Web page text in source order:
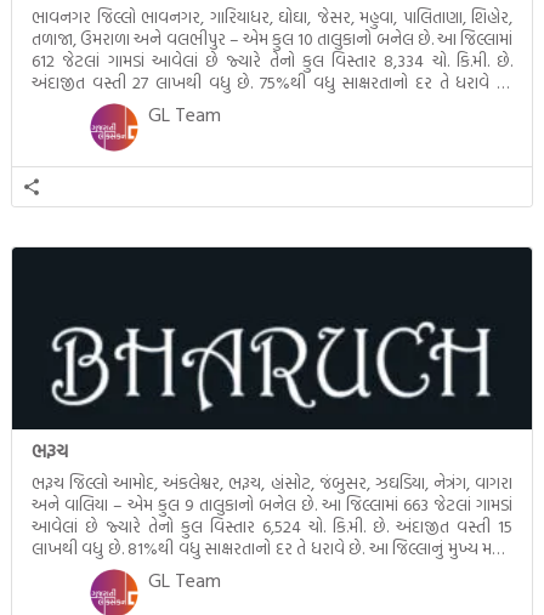
ભાવનગર જિલ્લો ભાવનગર, ગારિયાધર, ઘોઘા, જેસર, મહુવા, પાલિતાણા, શિહોર,
તળાજા, ઉમરાળા અને વલભીપુર – એમ કુલ 10 તાલુકાનો બનેલ છે. આ જિલ્લામાં
612 જેટલાં ગામડાં આવેલાં છે જ્યારે તેનો કુલ વિસ્તાર 8,334 ચો. કિ.મી. છે.
અંદાજીત વસ્તી 27 લાખથી વધુ છે. 75%થી વધુ સાક્ષરતાનો દર તે ધરાવે છે.
જિલ્લાનું મુખ્ય મથક ભાવનગર સૌરાષ્ટ્રસ્થિત બધી કળાઓનો […]
GL Team
ભરૂચ
ભરૂચ જિલ્લો આમોદ, અંકલેશ્વર, ભરૂચ, હાંસોટ, જંબુસર, ઝઘડિયા, નેત્રંગ, વાગરા
અને વાલિયા – એમ કુલ 9 તાલુકાનો બનેલ છે. આ જિલ્લામાં 663 જેટલાં ગામડાં
આવેલાં છે જ્યારે તેનો કુલ વિસ્તાર 6,524 ચો. કિ.મી. છે. અંદાજીત વસ્તી 15
લાખથી વધુ છે. 81%થી વધુ સાક્ષરતાનો દર તે ધરાવે છે. આ જિલ્લાનું મુખ્ય મથક
ભરૂચ ગુજરાતનું બંદર સ્વરૂપનું […]
GL Team